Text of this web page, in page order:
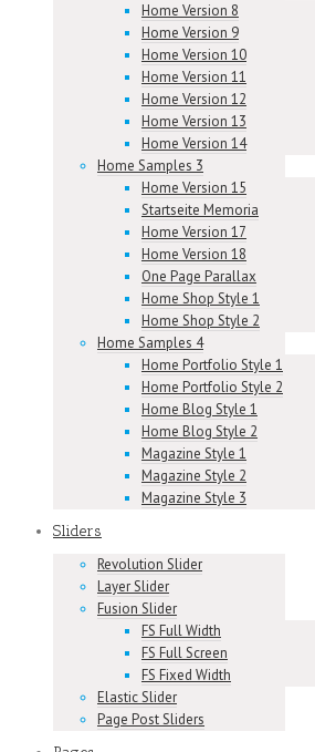
Home Version 8
Home Version 9
Home Version 10
Home Version 11
Home Version 12
Home Version 13
Home Version 14
Home Samples 3
Home Version 15
Startseite Memoria
Home Version 17
Home Version 18
One Page Parallax
Home Shop Style 1
Home Shop Style 2
Home Samples 4
Home Portfolio Style 1
Home Portfolio Style 2
Home Blog Style 1
Home Blog Style 2
Magazine Style 1
Magazine Style 2
Magazine Style 3
Sliders
Revolution Slider
Layer Slider
Fusion Slider
FS Full Width
FS Full Screen
FS Fixed Width
Elastic Slider
Page Post Sliders